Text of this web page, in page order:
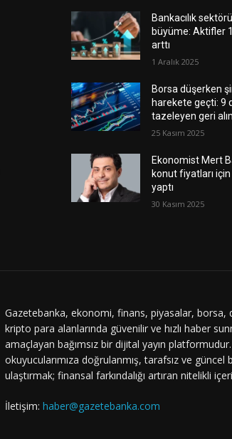
Bankacılık
büyüme: Aktifler
arttı
1 Aralık 2025
Borsa düşerken
harekete geçti: 9
tazeleyen geri
25 Kasım 2025
Ekonomist Mert
konut fiyatları
yaptı
30 Kasım 2025
Gazetebanka, ekonomi, finans, piyasalar, borsa,
kripto para alanlarında güvenilir ve hızlı haber
amaçlayan bağımsız bir dijital yayın platformudur.
okuyucularımıza doğrulanmış, tarafsız ve güncel
ulaştırmak; finansal farkındalığı artıran nitelikli
İletişim: haber@gazetebanka.com